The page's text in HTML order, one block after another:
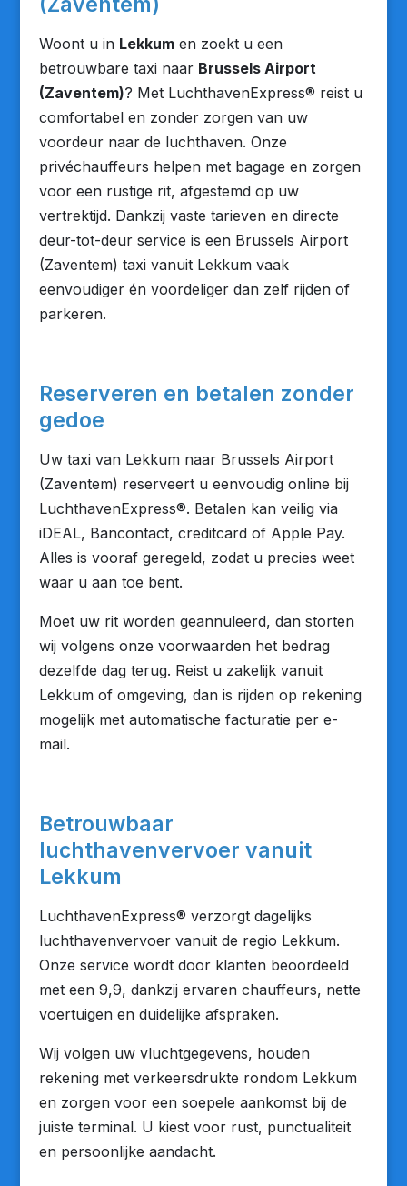
Woont u in Lekkumen zoekt u een
betrouwbare taxi naar Brussels Airport
(Zaventem)? Met LuchthavenExpress® reist u
comfortabel en zonder zorgen van uw
voordeur naar de luchthaven. Onze
privéchauffeurs helpen met bagage en zorgen
voor een rustige rit, afgestemd op uw
vertrektijd. Dankzij vaste tarieven en directe
deur-tot-deur service is een Brussels Airport
(Zaventem) taxi vanuit Lekkum vaak
eenvoudiger én voordeliger dan zelf rijden of
parkeren.
Reserveren en betalen zonder
gedoe
Uw taxi van Lekkum naar Brussels Airport
(Zaventem) reserveert u eenvoudig online bij
LuchthavenExpress®. Betalen kan veilig via
iDEAL, Bancontact, creditcard of Apple Pay.
Alles is vooraf geregeld, zodat u precies weet
waar u aan toe bent.
Moet uw rit worden geannuleerd, dan storten
wij volgens onze voorwaarden het bedrag
dezelfde dag terug. Reist u zakelijk vanuit
Lekkum of omgeving, dan is rijden op rekening
mogelijk met automatische facturatie per e-
mail.
Betrouwbaar
luchthavenvervoer vanuit
Lekkum
LuchthavenExpress® verzorgt dagelijks
luchthavenvervoer vanuit de regio Lekkum.
Onze service wordt door klanten beoordeeld
met een 9,9, dankzij ervaren chauffeurs, nette
voertuigen en duidelijke afspraken.
Wij volgen uw vluchtgegevens, houden
rekening met verkeersdrukte rondom Lekkum
en zorgen voor een soepele aankomst bij de
juiste terminal. U kiest voor rust, punctualiteit
en persoonlijke aandacht.